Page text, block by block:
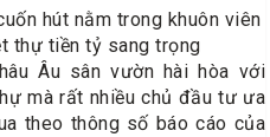
hút nằm trong khuôn viên
thự tiền tỷ sang trọng
Âu sân vườn hài hòa với
mà rất nhiều chủ đầu tư ưa
theo thông số báo cáo của